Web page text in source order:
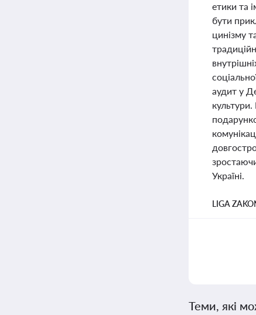
етики та
бути
цинізму
аудит у
культури.
Україні.
LIGA
Теми, які